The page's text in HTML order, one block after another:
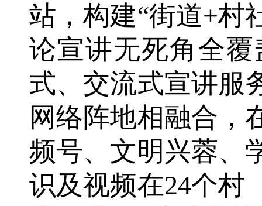
站，构建“街道+村
论宣讲无死角全
式、交流式宣讲服
网络阵地相融合，
频号、文明兴蓉、
识及视频在24个村